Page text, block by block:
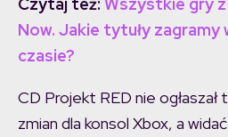
Now. Jakie tytuły zagramy
czasie?
CD Projekt RED nie ogłaszał
zmian dla konsol Xbox, a